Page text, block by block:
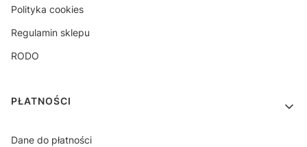
Polityka cookies
Regulamin sklepu
RODO
PŁATNOŚCI
Dane do płatności